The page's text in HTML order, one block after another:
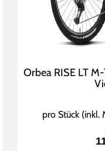
Orbea RISE LT
pro Stück (inkl.